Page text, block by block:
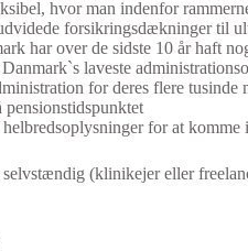
hvor man indenfor
forsikringsdækninger til
har over de sidste 10 år haft
laveste
for deres flere tusinde
pensionstidspunktet
helbredsoplysninger for at komme
(klinikejer eller